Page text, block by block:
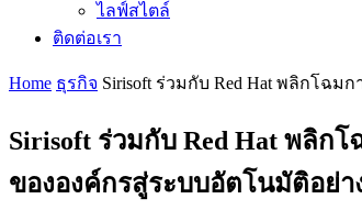
ไลฟ์สไตล์
ติดต่อเรา
Home ธุรกิจ Sirisoft ร่วมกับ Red Hat พลิกโฉม
Sirisoft ร่วมกับ Red Hat พลิก
ขององค์กรสู่ระบบอัตโนมัติอย่